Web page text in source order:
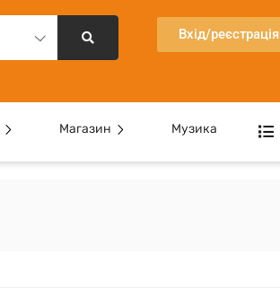
Вхід/реєстрація
Магазин Музика